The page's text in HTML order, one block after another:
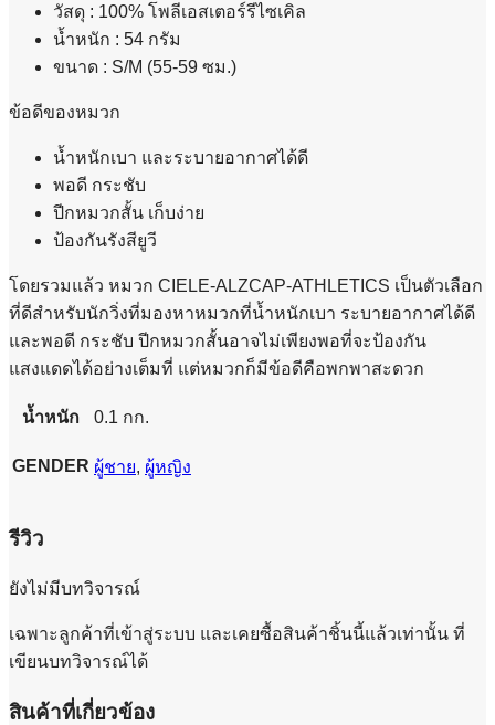
วัสดุ : 100% โพลีเอสเตอร์รีไซเคิล
น้ำหนัก : 54 กรัม
ขนาด : S/M (55-59 ซม.)
ข้อดีของหมวก
น้ำหนักเบา และระบายอากาศได้ดี
พอดี กระชับ
ปีกหมวกสั้น เก็บง่าย
ป้องกันรังสียูวี
โดยรวมแล้ว หมวก CIELE-ALZCAP-ATHLETICS เป็นตัวเลือก
ที่ดีสำหรับนักวิ่งที่มองหาหมวกที่น้ำหนักเบา ระบายอากาศได้ดี
และพอดี กระชับ ปีกหมวกสั้นอาจไม่เพียงพอที่จะป้องกัน
แสงแดดได้อย่างเต็มที่ แต่หมวกก็มีข้อดีคือพกพาสะดวก
น้ำหนัก 0.1 กก.
GENDER ผู้ชาย, ผู้หญิง
รีวิว
ยังไม่มีบทวิจารณ์
เฉพาะลูกค้าที่เข้าสู่ระบบ และเคยซื้อสินค้าชิ้นนี้แล้วเท่านั้น ที่
เขียนบทวิจารณ์ได้
สินค้าที่เกี่ยวข้อง